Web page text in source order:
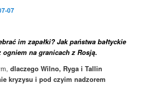
07
im zapałki? Jak państwa bałtyckie
ogniem na granicach z Rosją.
dlaczego Wilno, Ryga i Tallin
kryzysu i pod czyim nadzorem